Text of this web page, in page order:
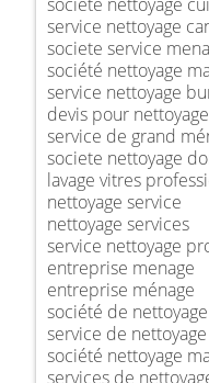
service nettoyage
societe service
société nettoyage
service nettoyage
devis pour
service de grand
societe nettoyage
lavage vitres
nettoyage service
nettoyage services
service nettoyage
entreprise menage
entreprise ménage
société de
service de
société nettoyage
services de